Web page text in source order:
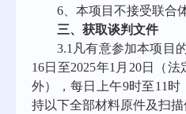
6 、本项目不接受联合
三、获取谈判文件
3.1凡有意参加本项目
16日至2025年1月20日（
外），每日上午9时至11时
持以下全部材料原件及扫